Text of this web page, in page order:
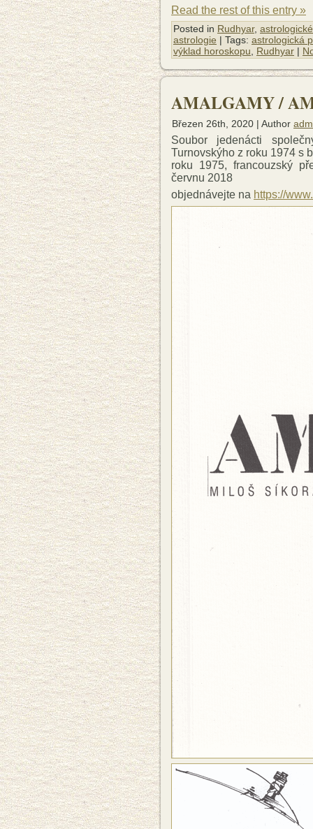
Read the rest of this entry »
Posted in Rudhyar,
astrologie | Tags: astrologická
výklad horoskopu
Rudhyar |
AMALGAMY /
Březen 26th, 2020 | Author
Soubor jedenácti
Turnovskýho z roku 1974 s
roku 1975, francouzský
červnu 2018
objednávejte na https://